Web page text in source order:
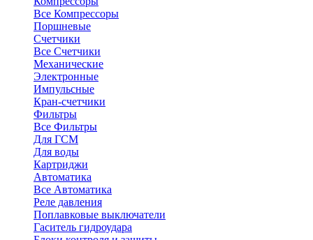
Все Компрессоры
Поршневые
Счетчики
Все Счетчики
Механические
Электронные
Импульсные
Кран-счетчики
Фильтры
Все Фильтры
Для ГСМ
Для воды
Картриджи
Автоматика
Все Автоматика
Реле давления
Поплавковые выключатели
Гаситель гидроудара